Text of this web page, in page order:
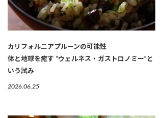
カリフォルニアプルーンの可能性
体と地球を癒す “ウェルネス・ガストロノミー”と
いう試み
2026.06.25